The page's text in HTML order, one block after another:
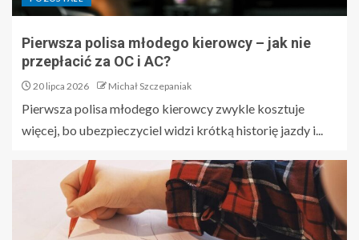
Pierwsza polisa młodego kierowcy – jak nie
przepłacić za OC i AC?
20 lipca 2026 Michał Szczepaniak
Pierwsza polisa młodego kierowcy zwykle kosztuje
więcej, bo ubezpieczyciel widzi krótką historię jazdy i...